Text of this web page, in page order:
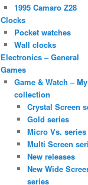
1995 Camaro Z28
Clocks
Pocket watches
Wall clocks
Electronics – General
Games
Game & Watch – My
collection
Crystal Screen
Gold series
Micro Vs. series
Multi Screen
New releases
New Wide
series